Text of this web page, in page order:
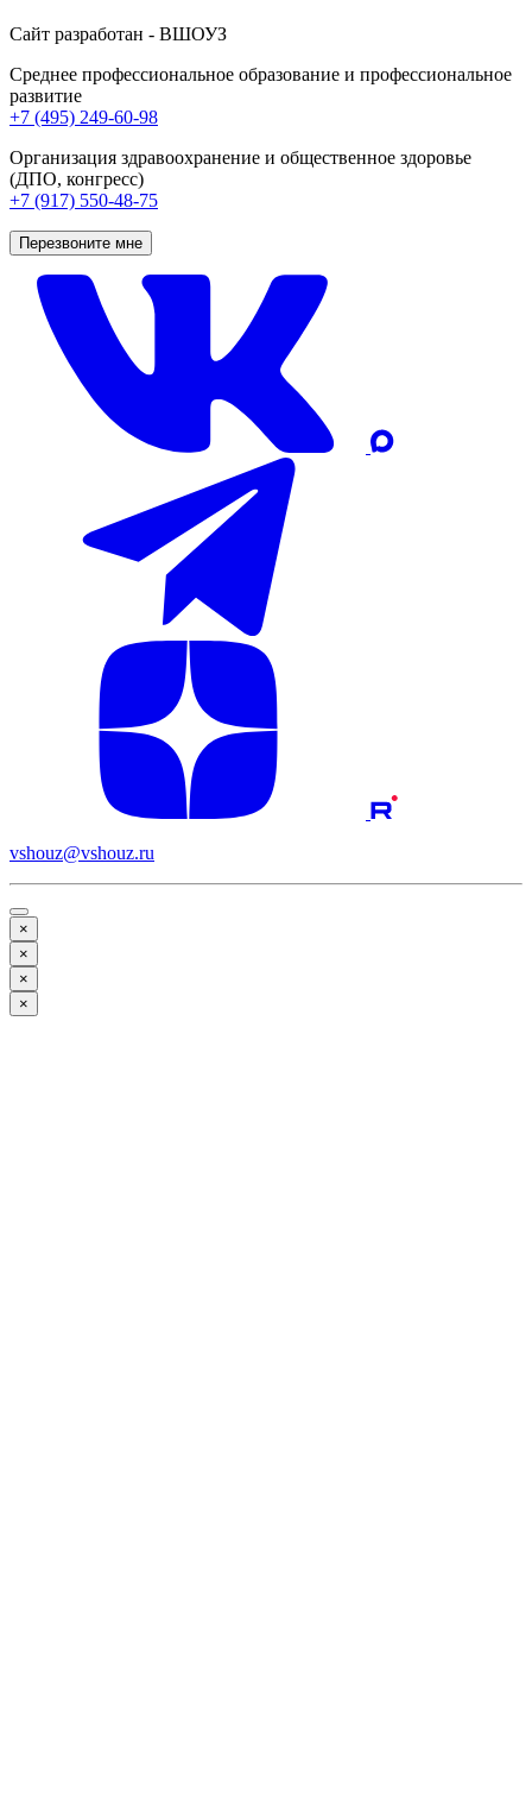
Сайт разработан - ВШОУЗ
Среднее профессиональное образование и профессиональное
развитие
+7 (495) 249-60-98
Организация здравоохранение и общественное здоровье
(ДПО, конгресс)
+7 (917) 550-48-75
Перезвоните мне
vshouz@vshouz.ru
×
×
×
×